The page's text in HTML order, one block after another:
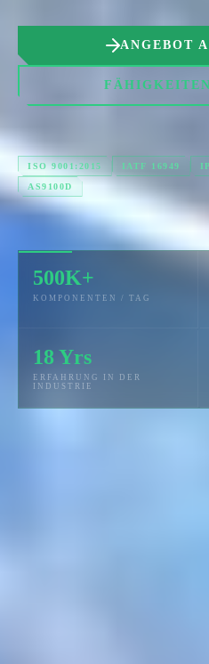
ANGEBOT
ISO 9001:2015 IATF 16949
AS9100D
500K+
KOMPONENTEN / TAG
18 Yrs
ERFAHRUNG IN DER
INDUSTRIE